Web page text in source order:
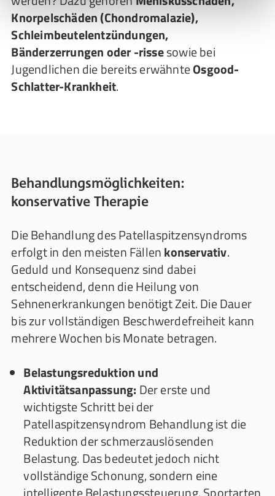
Knorpelschäden (Chondromalazie),
Schleimbeutelentzündungen,
Bänderzerrungen oder -rissesowie bei
Jugendlichen die bereits erwähnteOsgood-
Schlatter-Krankheit.
Behandlungsmöglichkeiten:
konservative Therapie
Die Behandlung des Patellaspitzensyndroms
erfolgt in den meisten Fällenkonservativ.
Geduld und Konsequenz sind dabei
entscheidend, denn die Heilung von
Sehnenerkrankungen benötigt Zeit. Die Dauer
bis zur vollständigen Beschwerdefreiheit kann
mehrere Wochen bis Monate betragen.
Belastungsreduktion und
Aktivitätsanpassung: Der erste und
wichtigste Schritt bei der
Patellaspitzensyndrom Behandlung ist die
Reduktion der schmerzauslösenden
Belastung. Das bedeutet jedoch nicht
vollständige Schonung, sondern eine